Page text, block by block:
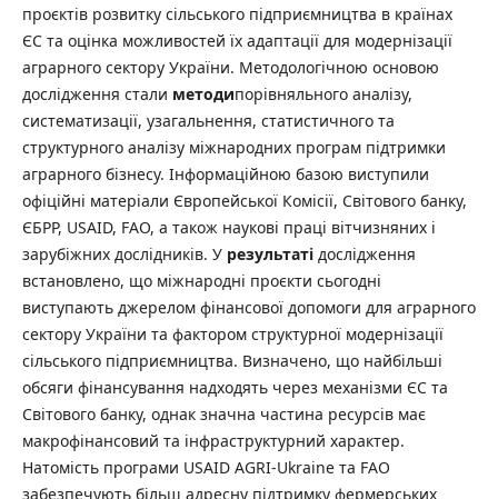
проєктів розвитку сільського підприємництва в країнах
ЄС та оцінка можливостей їх адаптації для модернізації
аграрного сектору України. Методологічною основою
дослідження стали методипорівняльного аналізу,
систематизації, узагальнення, статистичного та
структурного аналізу міжнародних програм підтримки
аграрного бізнесу. Інформаційною базою виступили
офіційні матеріали Європейської Комісії, Світового банку,
ЄБРР, USAID, FAO, а також наукові праці вітчизняних і
зарубіжних дослідників. У результатідослідження
встановлено, що міжнародні проєкти сьогодні
виступають джерелом фінансової допомоги для аграрного
сектору України та фактором структурної модернізації
сільського підприємництва. Визначено, що найбільші
обсяги фінансування надходять через механізми ЄС та
Світового банку, однак значна частина ресурсів має
макрофінансовий та інфраструктурний характер.
Натомість програми USAID AGRI-Ukraine та FAO
забезпечують більш адресну підтримку фермерських